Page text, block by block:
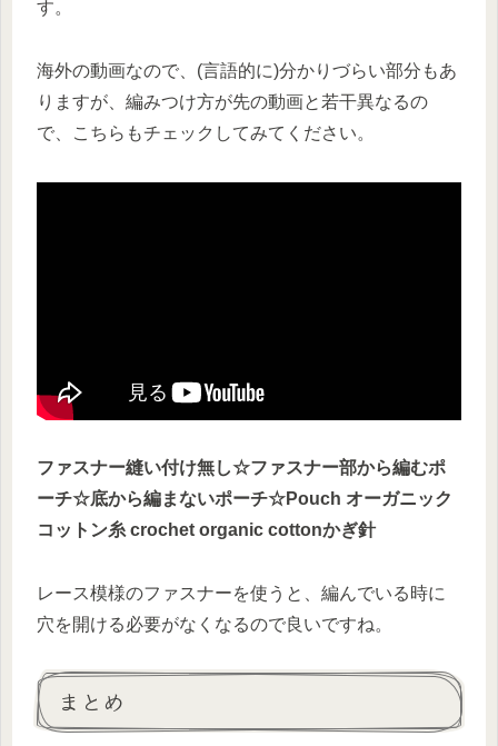
す。
海外の動画なので、(言語的に)分かりづらい部分もあ
りますが、編みつけ方が先の動画と若干異なるの
で、こちらもチェックしてみてください。
ファスナー縫い付け無し☆ファスナー部から編むポ
ーチ☆底から編まないポーチ☆Pouch オーガニック
コットン糸 crochet organic cottonかぎ針
レース模様のファスナーを使うと、編んでいる時に
穴を開ける必要がなくなるので良いですね。
まとめ